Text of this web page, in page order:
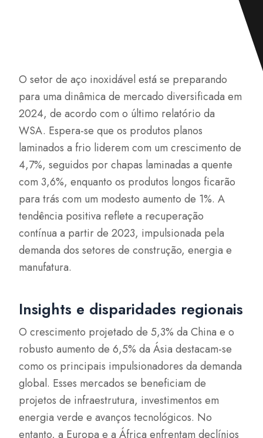
O setor de aço inoxidável está se preparando
para uma dinâmica de mercado diversificada em
2024, de acordo com o último relatório da
WSA. Espera-se que os produtos planos
laminados a frio liderem com um crescimento de
4,7%, seguidos por chapas laminadas a quente
com 3,6%, enquanto os produtos longos ficarão
para trás com um modesto aumento de 1%. A
tendência positiva reflete a recuperação
contínua a partir de 2023, impulsionada pela
demanda dos setores de construção, energia e
manufatura.
Insights e disparidades regionais
O crescimento projetado de 5,3% da China e o
robusto aumento de 6,5% da Ásia destacam-se
como os principais impulsionadores da demanda
global. Esses mercados se beneficiam de
projetos de infraestrutura, investimentos em
energia verde e avanços tecnológicos. No
entanto, a Europa e a África enfrentam declínios